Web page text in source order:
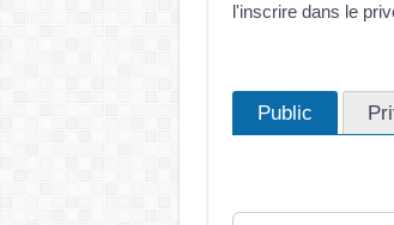
l'inscrire dans le
Public